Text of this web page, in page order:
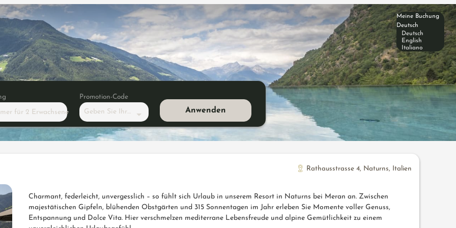
für 2 Erwachsene
Promotion-Code
Geben Sie Ihren Code ein Anwenden
Meine Buchung
Deutsch
Deutsch
English
Italiano
Suite" Rathausstrasse 4, Naturns, Italien
Charmant, federleicht, unvergesslich – so fühlt sich Urlaub in unserem Resort in Naturns bei Meran an. Zwischen
majestätischen Gipfeln, blühenden Obstgärten und 315 Sonnentagen im Jahr erleben Sie Momente voller Genuss,
Entspannung und Dolce Vita. Hier verschmelzen mediterrane Lebensfreude und alpine Gemütlichkeit zu einem